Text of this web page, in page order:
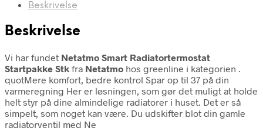
Beskrivelse
Beskrivelse
Vi har fundet Netatmo Smart Radiatortermostat
Startpakke Stk fra Netatmo hos greenline i kategorien .
quotMere komfort, bedre kontrol Spar op til 37 på din
varmeregning Her er løsningen, som gør det muligt at holde
helt styr på dine almindelige radiatorer i huset. Det er så
simpelt, som noget kan være. Du udskifter blot din gamle
radiatorventil med Ne